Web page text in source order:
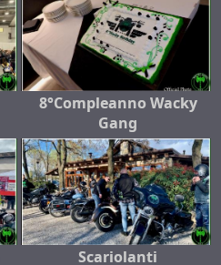
8°Compleanno Wacky
Gang
Scariolanti